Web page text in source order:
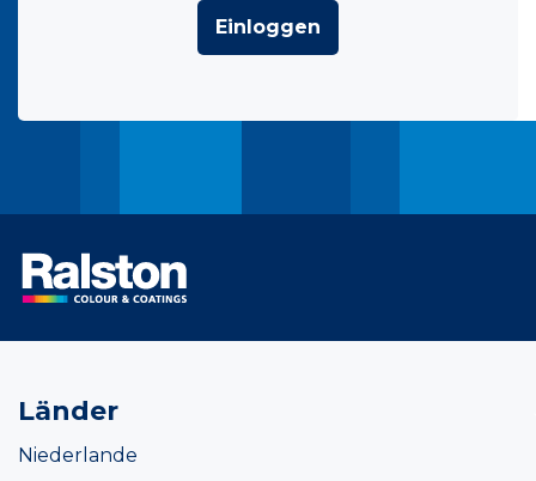
Einloggen
Länder
Niederlande